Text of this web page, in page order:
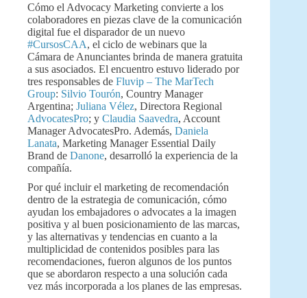
Cómo el Advocacy Marketing convierte a los
colaboradores en piezas clave de la comunicación
digital fue el disparador de un nuevo
#CursosCAA, el ciclo de webinars que la
Cámara de Anunciantes brinda de manera gratuita
a sus asociados. El encuentro estuvo liderado por
tres responsables de Fluvip – The MarTech
Group: Silvio Tourón, Country Manager
Argentina; Juliana Vélez, Directora Regional
AdvocatesPro; y Claudia Saavedra, Account
Manager AdvocatesPro. Además, Daniela
Lanata, Marketing Manager Essential Daily
Brand de Danone, desarrolló la experiencia de la
compañía.
Por qué incluir el marketing de recomendación
dentro de la estrategia de comunicación, cómo
ayudan los embajadores o advocates a la imagen
positiva y al buen posicionamiento de las marcas,
y las alternativas y tendencias en cuanto a la
multiplicidad de contenidos posibles para las
recomendaciones, fueron algunos de los puntos
que se abordaron respecto a una solución cada
vez más incorporada a los planes de las empresas.